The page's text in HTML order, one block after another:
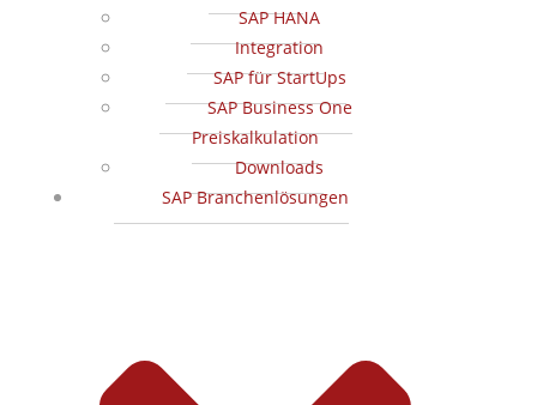
SAP HANA
Integration
SAP für StartUps
SAP Business One
Preiskalkulation
Downloads
SAP Branchenlösungen